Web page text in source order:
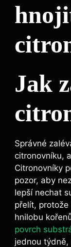
Jak
Správné
citronovníku,
Citronovníky
pozor, aby
lepší nechat
přelít,
hnilobu
povrch
jednou týdně,